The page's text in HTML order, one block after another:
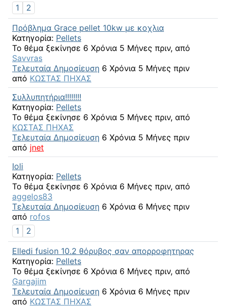
1
2
Πρόβλημα Grace pellet 10kw με κοχλια
Κατηγορία: Pellets
Το θέμα ξεκίνησε 6 Χρόνια 5 Μήνες πριν, από
Savvras
Τελευταία Δημοσίευση 6 Χρόνια 5 Μήνες πριν
από ΚΩΣΤΑΣ ΠΗΧΑΣ
Συλλυπητήρια!!!!!!!!
Κατηγορία: Pellets
Το θέμα ξεκίνησε 6 Χρόνια 5 Μήνες πριν, από
ΚΩΣΤΑΣ ΠΗΧΑΣ
Τελευταία Δημοσίευση 6 Χρόνια 5 Μήνες πριν
από jnet
Ioli
Κατηγορία: Pellets
Το θέμα ξεκίνησε 6 Χρόνια 6 Μήνες πριν, από
aggelos83
Τελευταία Δημοσίευση 6 Χρόνια 6 Μήνες πριν
από rofos
1
2
Elledi fusion 10.2 θόρυβος σαν απορροφητηρας
Κατηγορία: Pellets
Το θέμα ξεκίνησε 6 Χρόνια 6 Μήνες πριν, από
Gargajim
Τελευταία Δημοσίευση 6 Χρόνια 6 Μήνες πριν
από ΚΩΣΤΑΣ ΠΗΧΑΣ